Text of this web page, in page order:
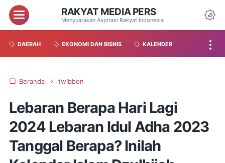
RAKYAT MEDIA PERS
Menyuarakan Aspirasi Rakyat Indonesia
DAERAH EKONOMI DAN BISNIS KALENDER
Beranda twibbon
Lebaran Berapa Hari Lagi
2024 Lebaran Idul Adha 2023
Tanggal Berapa? Inilah